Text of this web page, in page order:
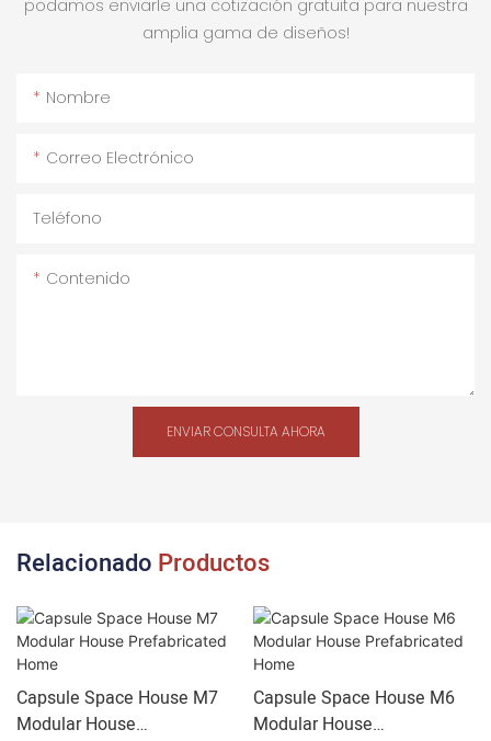
podamos enviarle una cotización gratuita para nuestra
amplia gama de diseños!
Nombre
Correo Electrónico
Teléfono
Contenido
ENVIAR CONSULTA AHORA
Relacionado Productos
Capsule Space House M7
Modular House
Capsule Space House M6
Modular House